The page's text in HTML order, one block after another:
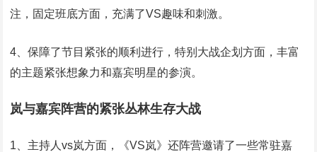
注，固定班底方面，充满了VS趣味和刺激。
4、保障了节目紧张的顺利进行，特别大战企划方面，丰富
的主题紧张想象力和嘉宾明星的参演。
岚与嘉宾阵营的紧张丛林生存大战
1、主持人vs岚方面，《VS岚》还阵营邀请了一些常驻嘉